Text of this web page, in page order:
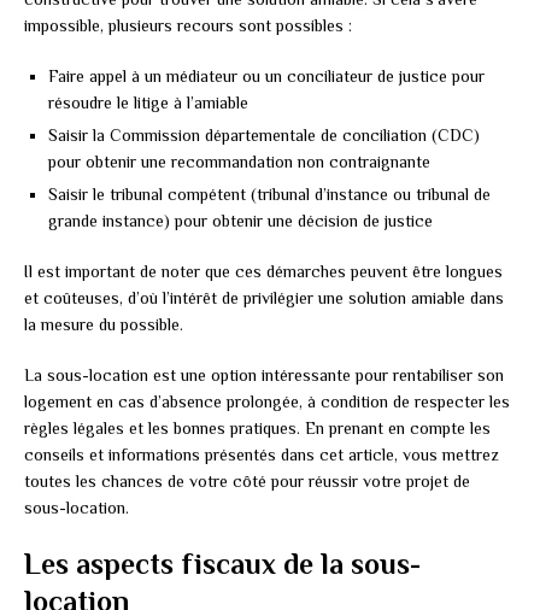
impossible, plusieurs recours sont possibles :
Faire appel à un médiateur ou un conciliateur de justice pour
résoudre le litige à l’amiable
Saisir la Commission départementale de conciliation (CDC)
pour obtenir une recommandation non contraignante
Saisir le tribunal compétent (tribunal d’instance ou tribunal de
grande instance) pour obtenir une décision de justice
Il est important de noter que ces démarches peuvent être longues
et coûteuses, d’où l’intérêt de privilégier une solution amiable dans
la mesure du possible.
La sous-location est une option intéressante pour rentabiliser son
logement en cas d’absence prolongée, à condition de respecter les
règles légales et les bonnes pratiques. En prenant en compte les
conseils et informations présentés dans cet article, vous mettrez
toutes les chances de votre côté pour réussir votre projet de
sous-location.
Les aspects fiscaux de la sous-
location